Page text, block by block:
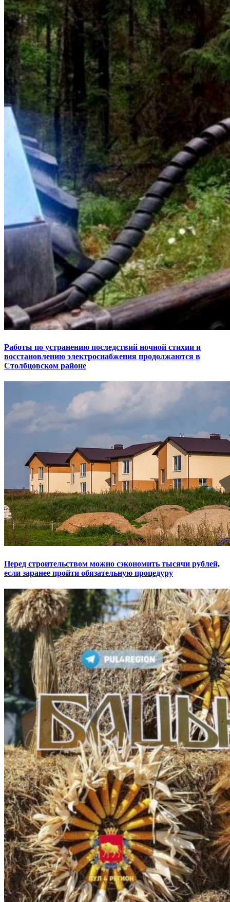
Работы по устранению последствий ночной стихии и
восстановлению электроснабжения продолжаются в
Столбцовском районе
Перед строительством можно сэкономить тысячи рублей,
если заранее пройти обязательную процедуру